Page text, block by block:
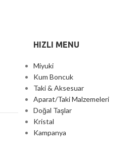
HIZLI MENU
Miyuki
Kum Boncuk
Taki & Aksesuar
Aparat/Taki Malzemeleri
Doğal Taşlar
Kristal
Kampanya